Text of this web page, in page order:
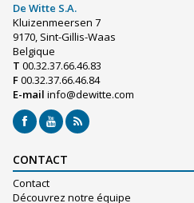
De Witte S.A.
Kluizenmeersen 7
9170, Sint-Gillis-Waas
Belgique
T 00.32.37.66.46.83
F00.32.37.66.46.84
E-mail info@dewitte.com
CONTACT
Contact
Découvrez notre équipe